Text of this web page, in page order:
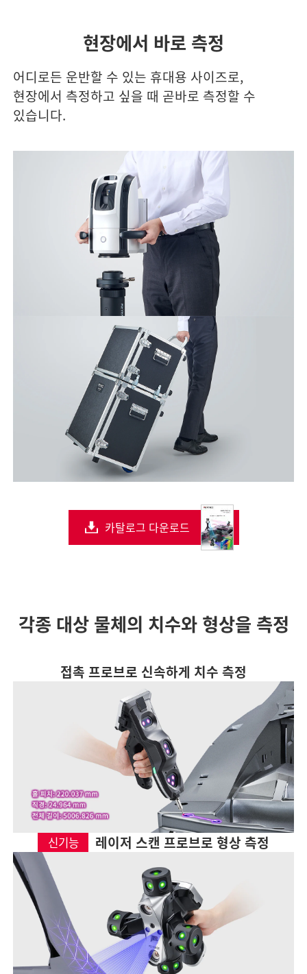
현장에서 바로 측정
어디로든 운반할 수 있는 휴대용 사이즈로,
현장에서 측정하고 싶을 때 곧바로 측정할 수
있습니다.
카탈로그 다운로드
각종 대상 물체의 치수와 형상을 측정
접촉 프로브로 신속하게 치수 측정
신기능 레이저 스캔 프로브로 형상 측정